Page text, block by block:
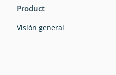
Product
Visión general